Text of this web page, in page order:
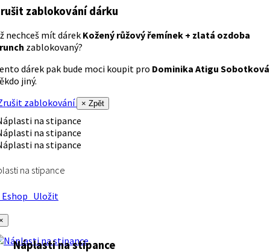
zablokování dárku
nechceš mít dárek Kožený růžový řemínek + zlatá ozdoba
zablokovaný?
dárek pak bude moci koupit pro Dominika Atigu Sobotková
jiný.
zablokování
× Zpět
na stipance
Uložit
Náplasti na stipance